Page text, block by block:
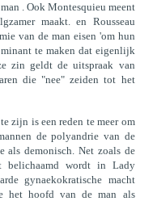
. Ook Montesquieu meent
maakt. en Rousseau
van de man eisen 'om hun
te maken dat eigenlijk
zin geldt de uitspraak van
die "nee" zeiden tot het
zijn is een reden te meer om
de polyandrie van de
als demonisch. Net zoals de
belichaamd wordt in Lady
gynaekokratische macht
het hoofd van de man als